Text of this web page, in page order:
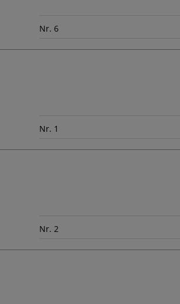
Nr. 6
Nr. 1
Nr. 2